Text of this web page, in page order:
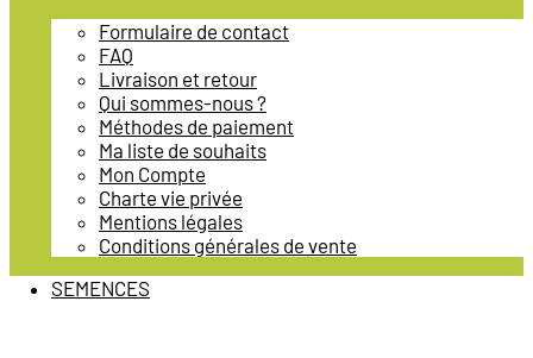
Formulaire de contact
FAQ
Livraison et retour
Qui sommes-nous ?
Méthodes de paiement
Ma liste de souhaits
Mon Compte
Charte vie privée
Mentions légales
Conditions générales de vente
SEMENCES